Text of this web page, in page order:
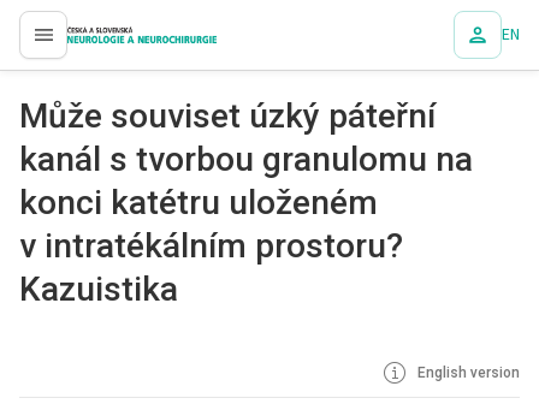
proLékaře.cz EN
Může souviset úzký páteřní
kanál s tvorbou granulomu na
konci katétru uloženém
v intratékálním prostoru?
Kazuistika
English version